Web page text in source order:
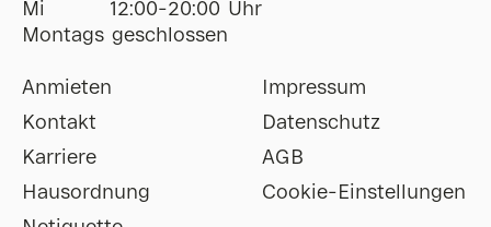
Mi
12:00-20:00 Uhr
Montags geschlossen
Anmieten
Kontakt
Karriere
Hausordnung
Impressum
Datenschutz
AGB
Cookie-Einstellungen